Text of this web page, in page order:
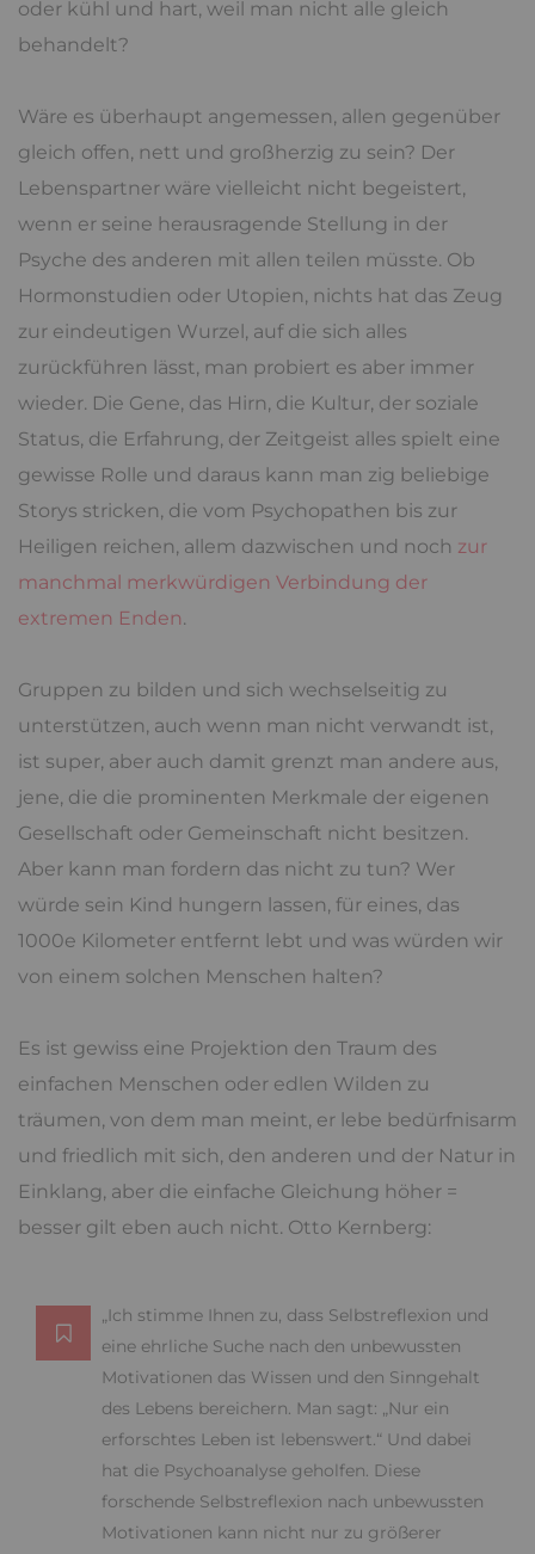
oder kühl und hart, weil man nicht alle gleich
behandelt?
Wäre es überhaupt angemessen, allen gegenüber
gleich offen, nett und großherzig zu sein? Der
Lebenspartner wäre vielleicht nicht begeistert,
wenn er seine herausragende Stellung in der
Psyche des anderen mit allen teilen müsste. Ob
Hormonstudien oder Utopien, nichts hat das Zeug
zur eindeutigen Wurzel, auf die sich alles
zurückführen lässt, man probiert es aber immer
wieder. Die Gene, das Hirn, die Kultur, der soziale
Status, die Erfahrung, der Zeitgeist alles spielt eine
gewisse Rolle und daraus kann man zig beliebige
Storys stricken, die vom Psychopathen bis zur
Heiligen reichen, allem dazwischen und noch zur
manchmal merkwürdigen Verbindung der
extremen Enden.
Gruppen zu bilden und sich wechselseitig zu
unterstützen, auch wenn man nicht verwandt ist,
ist super, aber auch damit grenzt man andere aus,
jene, die die prominenten Merkmale der eigenen
Gesellschaft oder Gemeinschaft nicht besitzen.
Aber kann man fordern das nicht zu tun? Wer
würde sein Kind hungern lassen, für eines, das
1000e Kilometer entfernt lebt und was würden wir
von einem solchen Menschen halten?
Es ist gewiss eine Projektion den Traum des
einfachen Menschen oder edlen Wilden zu
träumen, von dem man meint, er lebe bedürfnisarm
und friedlich mit sich, den anderen und der Natur in
Einklang, aber die einfache Gleichung höher =
besser gilt eben auch nicht. Otto Kernberg:
„Ich stimme Ihnen zu, dass Selbstreflexion und
eine ehrliche Suche nach den unbewussten
Motivationen das Wissen und den Sinngehalt
des Lebens bereichern. Man sagt: „Nur ein
erforschtes Leben ist lebenswert.“ Und dabei
hat die Psychoanalyse geholfen. Diese
forschende Selbstreflexion nach unbewussten
Motivationen kann nicht nur zu größerer